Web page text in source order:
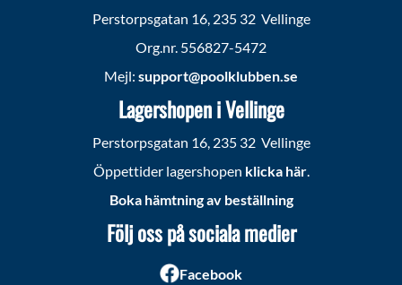
Perstorpsgatan 16, 235 32 Vellinge
Org.nr. 556827-5472
Mejl: support@poolklubben.se
Lagershopen i Vellinge
Perstorpsgatan 16, 235 32 Vellinge
Öppettider lagershopen klicka här.
Boka hämtning av beställning
Följ oss på sociala medier
Facebook